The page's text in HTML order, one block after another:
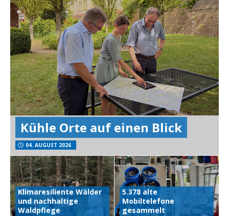
Kühle Orte auf einen Blick
04. AUGUST 2026
Klimaresiliente Wälder
und nachhaltige
Waldpflege
5.378 alte
Mobiltelefone
gesammelt